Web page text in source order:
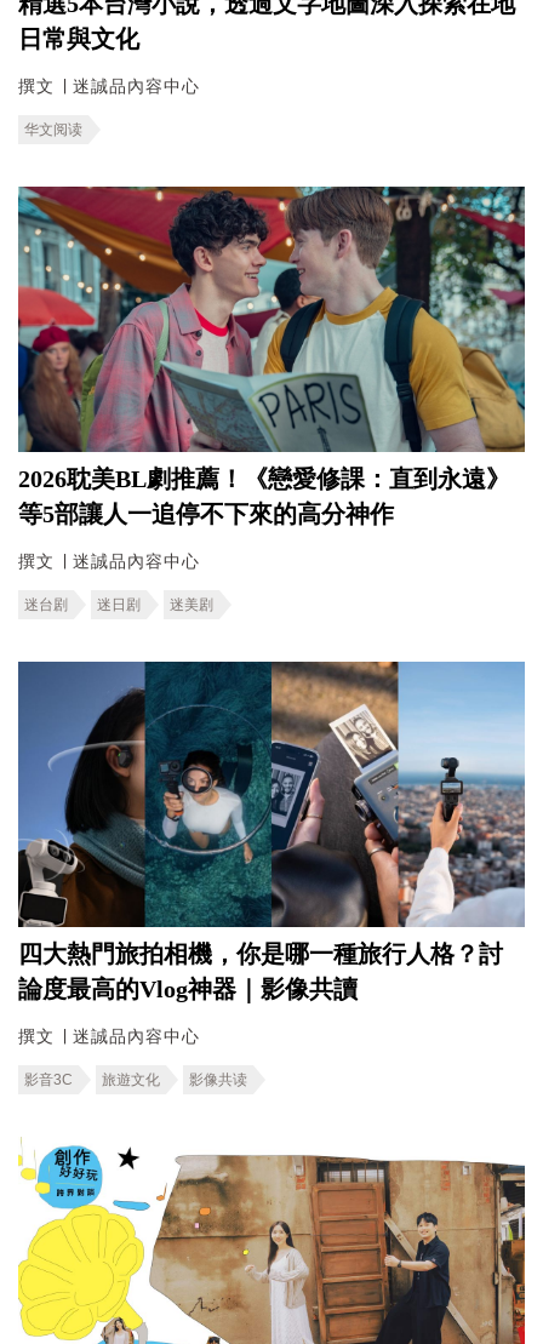
日常與文化
撰文 ∣ 迷誠品內容中心
华文阅读
2026耽美BL劇推薦！《戀愛修課：直到永遠》
等5部讓人一追停不下來的高分神作
撰文 ∣ 迷誠品內容中心
迷台剧 迷日剧 迷美剧
四大熱門旅拍相機，你是哪一種旅行人格？討
論度最高的Vlog神器｜影像共讀
撰文 ∣ 迷誠品內容中心
影音3C 旅遊文化 影像共读